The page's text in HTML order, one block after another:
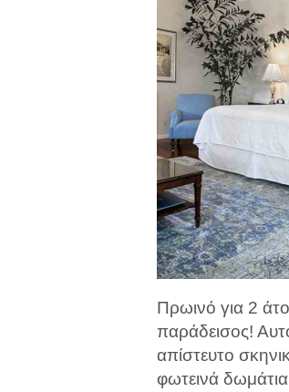
Πρωινό για 2
παράδεισος!
απίστευτο
φωτεινά